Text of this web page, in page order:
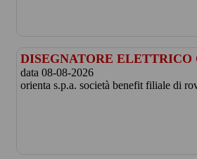
DISEGNATORE ELETTRICO
data 08-08-2026
orienta s.p.a. società benefit filiale di